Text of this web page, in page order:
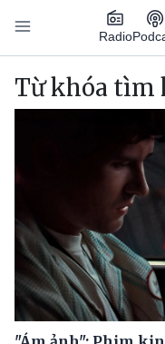
Nhảy đến nội dung
Radio
Main
Từ khóa tìm